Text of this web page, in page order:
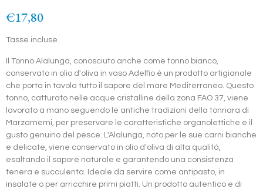
€17,80
Tasse incluse
Il Tonno Alalunga, conosciuto anche come tonno bianco,
conservato in olio d'oliva in vaso Adelfio è un prodotto artigianale
che porta in tavola tutto il sapore del mare Mediterraneo. Questo
tonno, catturato nelle acque cristalline della zona FAO 37, viene
lavorato a mano seguendo le antiche tradizioni della tonnara di
Marzamemi, per preservare le caratteristiche organolettiche e il
gusto genuino del pesce. L'Alalunga, noto per le sue carni bianche
e delicate, viene conservato in olio d'oliva di alta qualità,
esaltando il sapore naturale e garantendo una consistenza
tenera e succulenta. Ideale da servire come antipasto, in
insalate o per arricchire primi piatti. Un prodotto autentico e di